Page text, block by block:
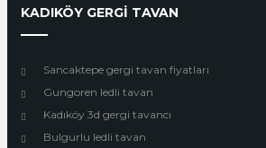
KADIKÖY GERGİ TAVAN
Sancaktepe gergi tavan fiyatları
Gungoren ledli tavan
Kadıköy 3d gergi tavancı
Bulgurlu ledli tavan